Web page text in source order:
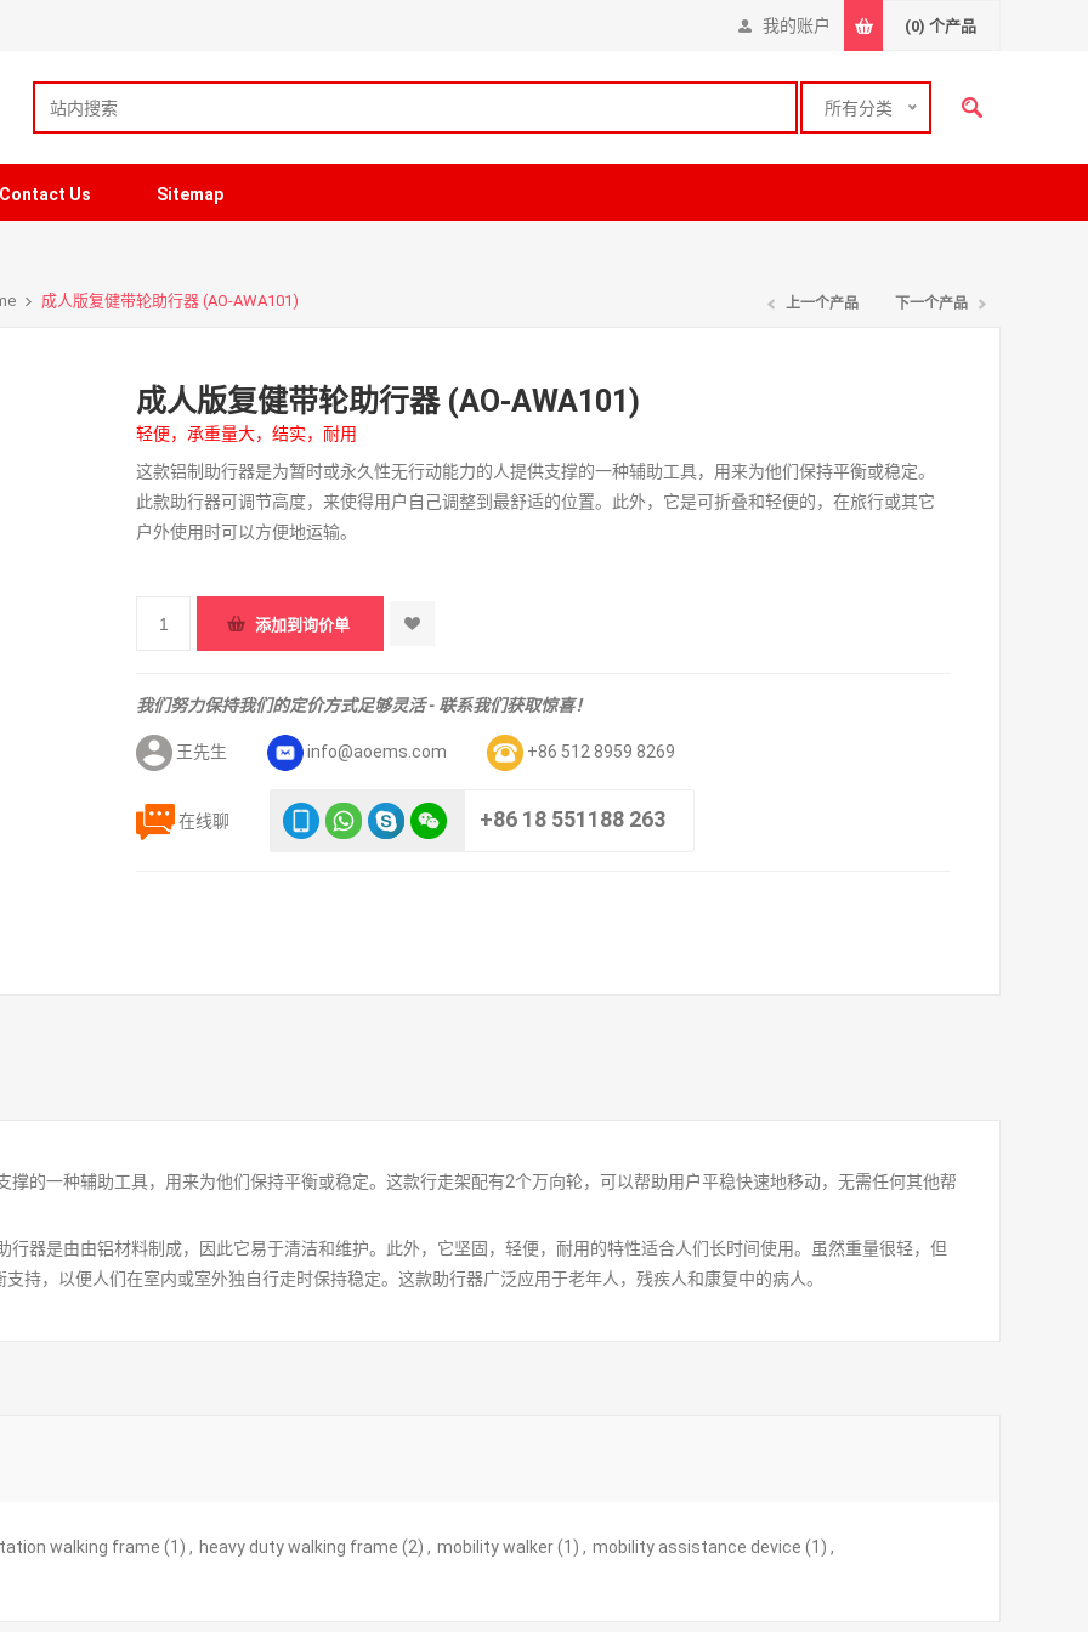
我的账户 (0) 个产品
所有分类
Contact Us Sitemap
成人版复健带轮助行器 (AO-AWA101) 上一个产品 下一个产品
成人版复健带轮助行器 (AO-AWA101)
轻便，承重量大，结实，耐用
这款铝制助行器是为暂时或永久性无行动能力的人提供支撑的一种辅助工具，用来为他们保持平衡或稳定。
此款助行器可调节高度，来使得用户自己调整到最舒适的位置。此外，它是可折叠和轻便的，在旅行或其它
户外使用时可以方便地运输。
我们努力保持我们的定价方式足够灵活 - 联系我们获取惊喜！
王先生 info@aoems.com +86 512 8959 8269
在线聊 +86 18 551188 263
的一种辅助工具，用来为他们保持平衡或稳定。这款行走架配有2个万向轮，可以帮助用户平稳快速地移动，无需任何其他帮
器是由由铝材料制成，因此它易于清洁和维护。此外，它坚固，轻便，耐用的特性适合人们长时间使用。虽然重量很轻，但
持，以便人们在室内或室外独自行走时保持稳定。这款助行器广泛应用于老年人，残疾人和康复中的病人。
walking frame (1) , heavy duty walking frame (2) , mobility walker(1) , mobility assistance device (1) ,